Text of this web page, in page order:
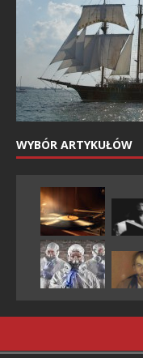
WYBÓR ARTYKUŁÓW